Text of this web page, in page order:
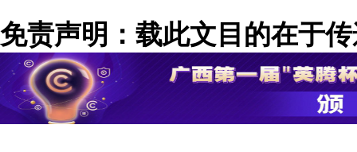
免责声明：载此文目的在于
场。